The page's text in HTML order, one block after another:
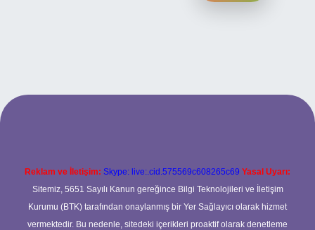
Reklam ve İletişim: Skype: live:.cid.575569c608265c69 Yasal Uyarı:
Sitemiz, 5651 Sayılı Kanun gereğince Bilgi Teknolojileri ve İletişim
Kurumu (BTK) tarafından onaylanmış bir Yer Sağlayıcı olarak hizmet
vermektedir. Bu nedenle, sitedeki içerikleri proaktif olarak denetleme